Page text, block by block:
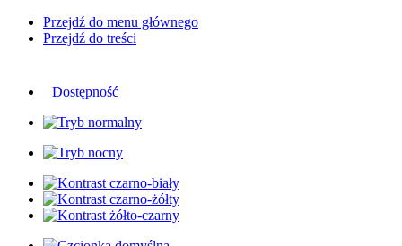
Przejdź do menu głównego
Przejdź do treści
Dostępność